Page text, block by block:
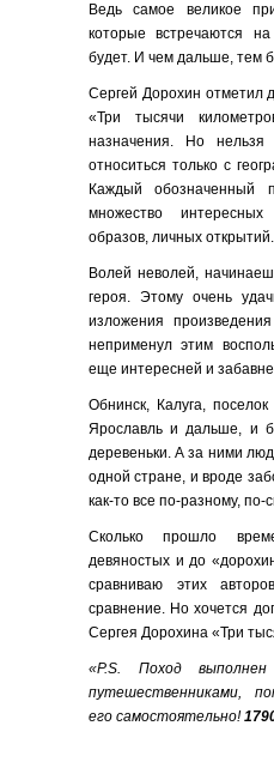
Ведь самое великое
которые встречаются
будет. И чем дальше, тем
Сергей Дорохин отметил
«Три тысячи
назначения. Но
относиться только с
Каждый обозначенный
множество
образов, личных открытий.
Волей неволей,
героя. Этому очень
изложения
неприменул этим
еще интересней и
Обнинск, Калуга,
Ярославль и дальше, и
деревеньки. А за ними
одной стране, и вроде
как-то все по-разному, по-
Сколько прошло
девяностых и до
сравниваю этих
сравнение. Но хочется
Сергея Дорохина «Три
«P.S. Поход выполнен
путешественниками,
его самостоятельно!